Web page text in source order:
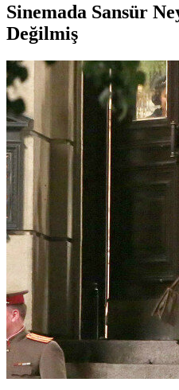
Sinemada Sansür
Değilmiş